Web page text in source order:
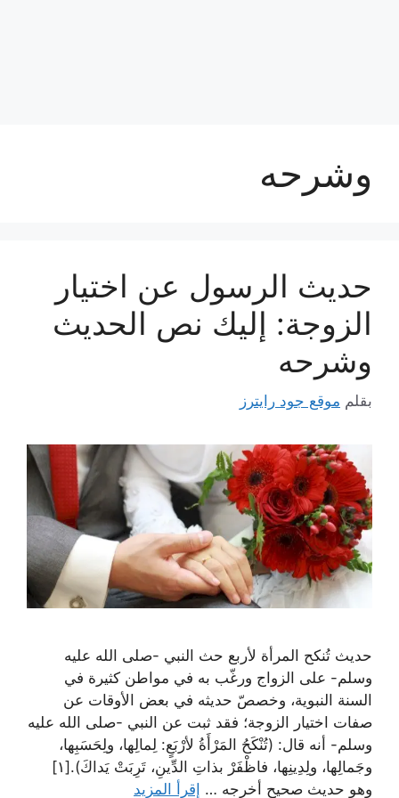
وشرحه
حديث الرسول عن اختيار
الزوجة: إليك نص الحديث
وشرحه
بقلم موقع جود رايترز
حديث تُنكح المرأة لأربع حث النبي -صلى الله عليه
وسلم- على الزواج ورغّب به في مواطن كثيرة في
السنة النبوية، وخصصّ حديثه في بعض الأوقات عن
صفات اختيار الزوجة؛ فقد ثبت عن النبي -صلى الله عليه
وسلم- أنه قال: (تُنْكَحُ المَرْأَةُ لأرْبَعٍ: لِمالِها، ولِحَسَبِها،
وجَمالِها، ولِدِينِها، فاظْفَرْ بذاتِ الدِّينِ، تَرِبَتْ يَداكَ).[١]
وهو حديث صحيح أخرجه … إقرأ المزيد